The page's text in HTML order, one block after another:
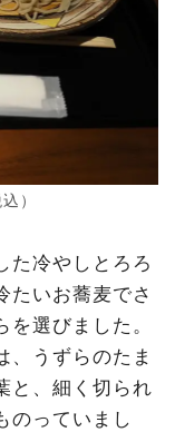
）
た冷やしとろろ
たいお蕎麦でさ
選びました。
、うずらのたま
と、細く切られ
のっていまし